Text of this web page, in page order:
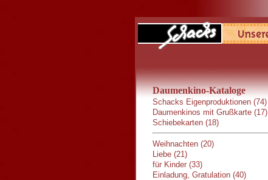
Daumenkino-Kataloge
Schacks Eigenproduktionen (74)
Daumenkinos mit Grußkarte (17)
Schiebekarten (18)
Weihnachten (20)
Liebe (21)
für Kinder (33)
Einladung, Gratulation (40)